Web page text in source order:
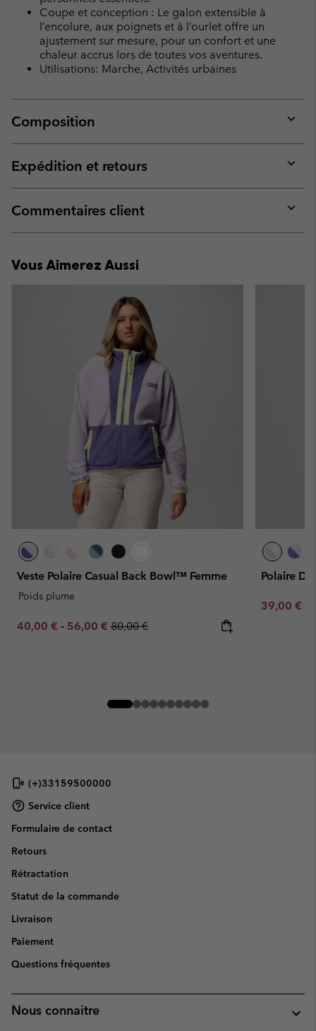
Coupe et conception : Le galon extensible à
l’encolure, aux poignets et à l’ourlet offre un
ajustement sur mesure, pour un confort et une
chaleur accrus lors de toutes vos aventures.
Utilisations: Marche, Activités urbaines
Composition
or
Expédition et retours
or
Commentaires client
or
Vous Aimerez Aussi
Veste Polaire Casual Back Bowl™ Femme
Poids plume
Minimum sale price:
40,00 € - Maximum sale price:
56,00 € Regular price:
80,00 €
Polaire
Minimum
39,00 €
(+)33159500000
Service client
Formulaire de contact
Retours
Rétractation
Statut de la commande
Livraison
Paiement
Questions fréquentes
Nous connaitre